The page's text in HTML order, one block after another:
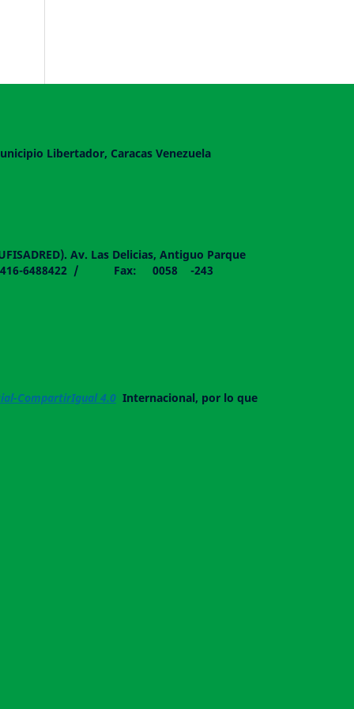
Libertador, Caracas Venezuela
Av. Las Delicias, Antiguo Parque
- 0416-6488422 / Fax: 0058 -243
CompartirIgual 4.0 Internacional, por lo que